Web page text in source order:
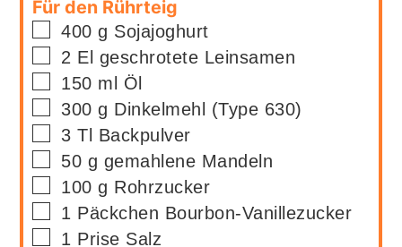
Für den Rührteig
▢
400 g Sojajoghurt
▢
2 El geschrotete Leinsamen
▢
150 ml
Öl
▢
300 g Dinkelmehl (Type 630)
▢
3 Tl Backpulver
▢
50 g gemahlene Mandeln
▢
100 g Rohrzucker
▢
1 Päckchen Bourbon-Vanillezucker
▢
1 Prise Salz